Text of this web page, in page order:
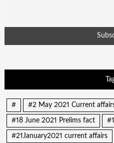
# #2 May 2021 Current
#18 June 2021 Prelims fact
#21January2021 current affairs